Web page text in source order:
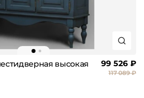
высокая 99 526 ₽
117 089 ₽